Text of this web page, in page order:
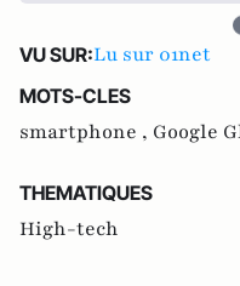
VU SUR:Lu sur 01net
MOTS-CLES
smartphone , Google
THEMATIQUES
High-tech